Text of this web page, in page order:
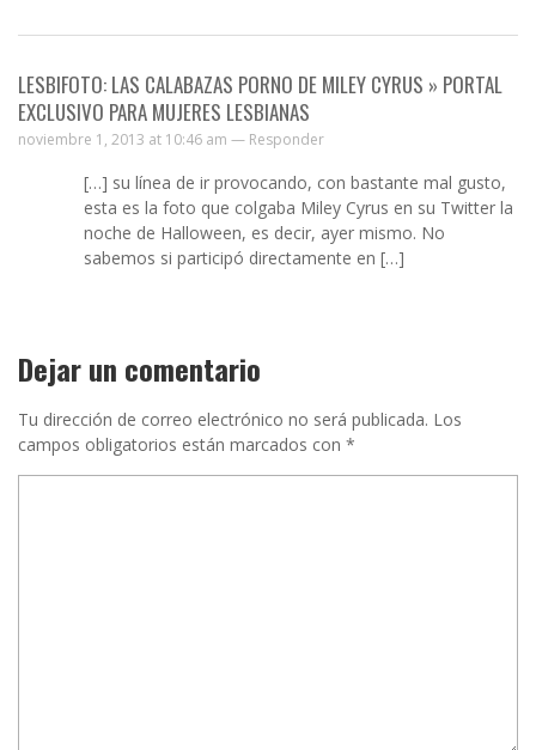
LESBIFOTO: LAS CALABAZAS PORNO DE MILEY CYRUS » PORTAL
EXCLUSIVO PARA MUJERES LESBIANAS
noviembre 1, 2013 at 10:46 am — Responder
[…] su línea de ir provocando, con bastante mal gusto,
esta es la foto que colgaba Miley Cyrus en su Twitter la
noche de Halloween, es decir, ayer mismo. No
sabemos si participó directamente en […]
Dejar un comentario
Tu dirección de correo electrónico no será publicada. Los
campos obligatorios están marcados con *